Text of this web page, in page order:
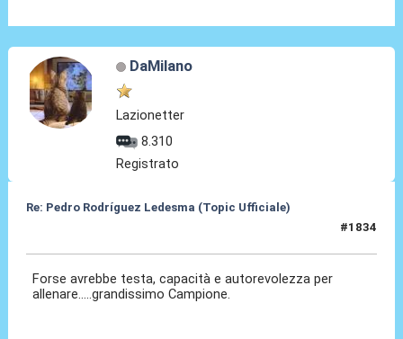
DaMilano
Lazionetter
8.310
Registrato
Re: Pedro Rodríguez Ledesma (Topic Ufficiale)
#1834
Forse avrebbe testa, capacità e autorevolezza per
allenare.....grandissimo Campione.